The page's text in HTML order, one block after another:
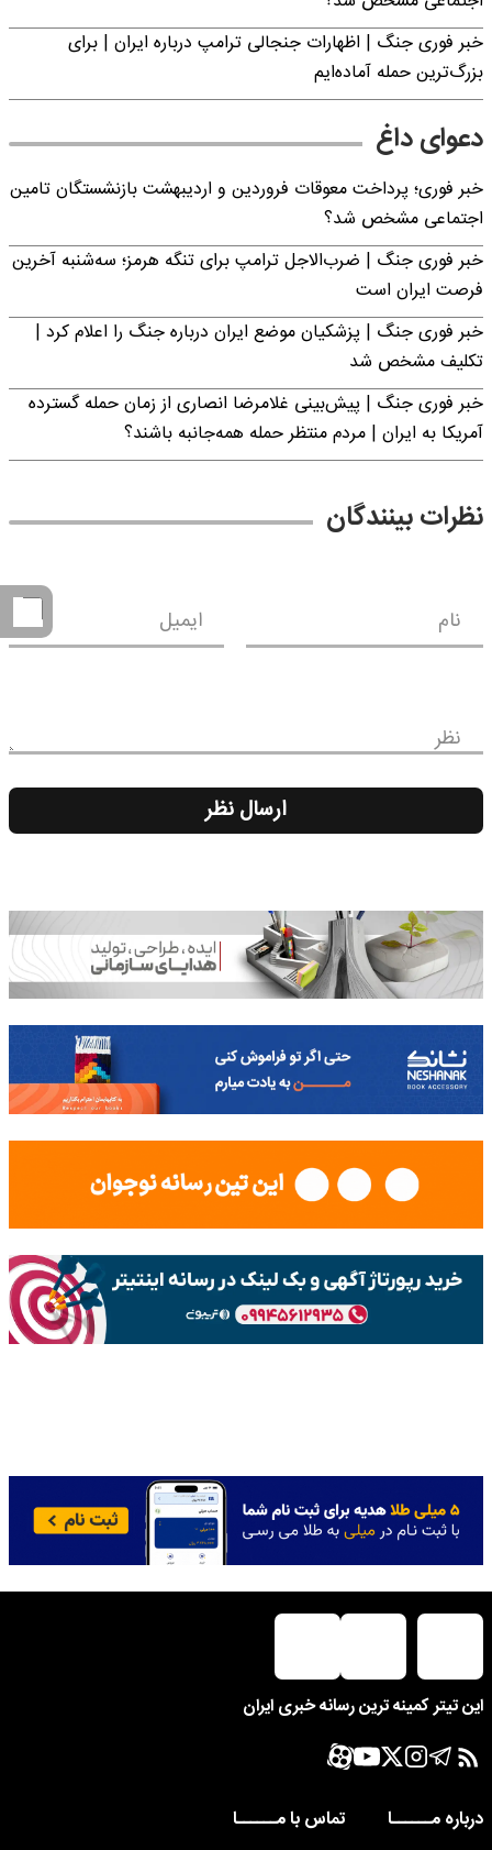
خبر فوری جنگ | اظهارات جنجالی ترامپ درباره ایران | برای
بزرگ‌ترین حمله آماده‌ایم
دعوای داغ
خبر فوری؛ پرداخت معوقات فروردین و اردیبهشت بازنشستگان تامین
اجتماعی مشخص شد؟
خبر فوری جنگ | ضرب‌الاجل ترامپ برای تنگه هرمز؛ سه‌شنبه آخرین
فرصت ایران است
خبر فوری جنگ | پزشکیان موضع ایران درباره جنگ را اعلام کرد |
تکلیف مشخص شد
خبر فوری جنگ | پیش‌بینی غلامرضا انصاری از زمان حمله گسترده
آمریکا به ایران | مردم منتظر حمله همه‌جانبه باشند؟
نظرات بینندگان
نام ایمیل
نظر
ارسال نظر
این تیتر کمینه ترین رسانه خبری ایران
درباره مــــــا
تماس با مــــــا